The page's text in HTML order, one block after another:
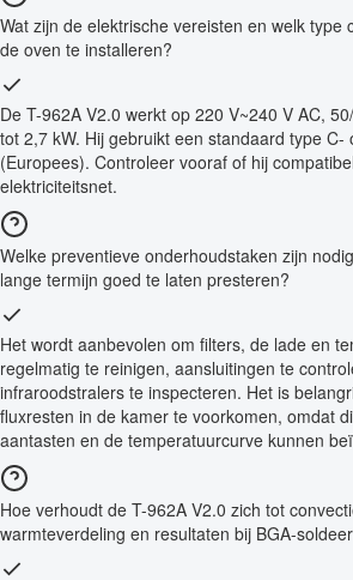
Wat zijn de elektrische vereisten en welk type
de oven te installeren?
De T-962A V2.0 werkt op 220 V~240 V AC,
tot 2,7 kW. Hij gebruikt een standaard type C-
(Europees). Controleer vooraf of hij
elektriciteitsnet.
Welke preventieve onderhoudstaken zijn
lange termijn goed te laten presteren?
Het wordt aanbevolen om filters, de lade en
regelmatig te reinigen, aansluitingen te
infraroodstralers te inspecteren. Het is
fluxresten in de kamer te voorkomen, omdat
aantasten en de temperatuurcurve kunnen
Hoe verhoudt de T-962A V2.0 zich tot
warmteverdeling en resultaten bij BGA-